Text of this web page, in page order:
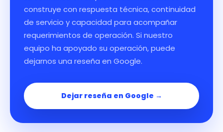
construye con respuesta técnica, continuidad
de servicio y capacidad para acompañar
requerimientos de operación. Si nuestro
equipo ha apoyado su operación, puede
dejarnos una reseña en Google.
Dejar reseña en Google →